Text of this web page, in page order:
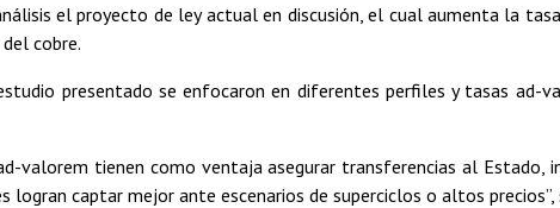
el proyecto de ley actual en discusión, el cual aumenta la
cobre.
presentado se enfocaron en diferentes perfiles y tasas ad-
valorem tienen como ventaja asegurar transferencias al Estado,
captar mejor ante escenarios de superciclos o altos precios”,